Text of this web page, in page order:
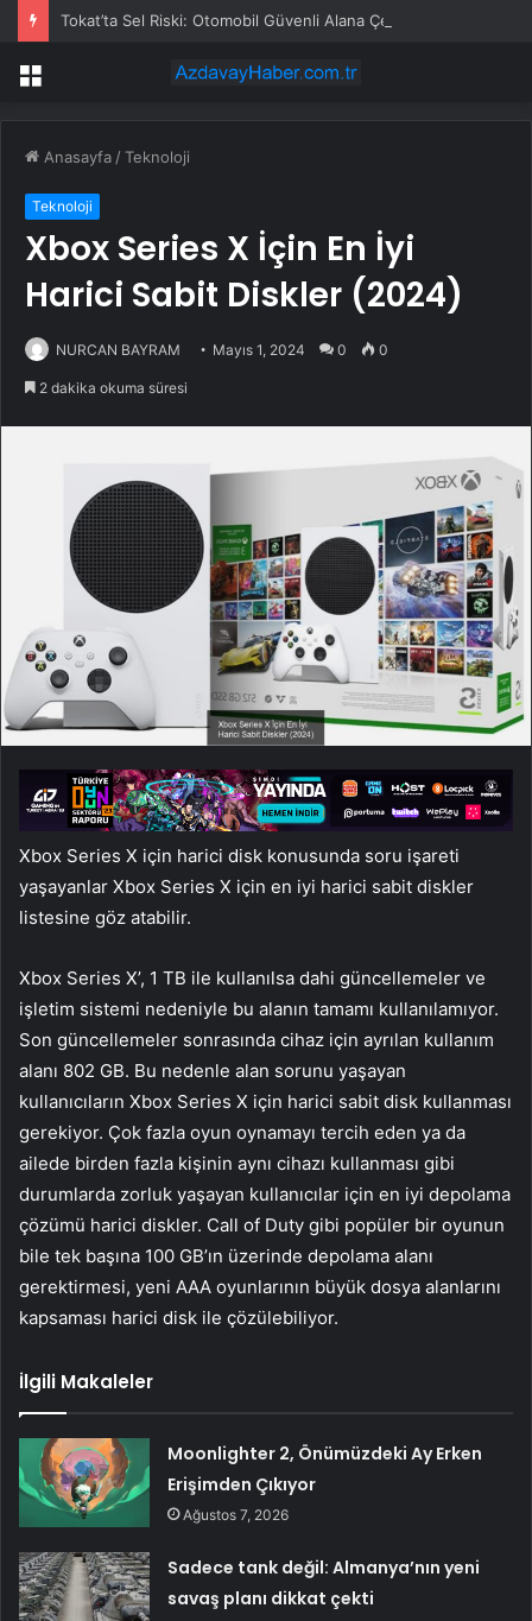
Tokat’ta Sel Riski: Otomobil Güvenli Alana Çekildi
Menü
Anasayfa /Teknoloji
Teknoloji
Xbox Series X İçin En İyi
Harici Sabit Diskler (2024)
NURCAN BAYRAM Mayıs 1, 2024 0 0
2 dakika okuma süresi
Xbox Series X için harici disk konusunda soru işareti
yaşayanlar Xbox Series X için en iyi harici sabit diskler
listesine göz atabilir.
Xbox Series X’, 1 TB ile kullanılsa dahi güncellemeler ve
işletim sistemi nedeniyle bu alanın tamamı kullanılamıyor.
Son güncellemeler sonrasında cihaz için ayrılan kullanım
alanı 802 GB. Bu nedenle alan sorunu yaşayan
kullanıcıların Xbox Series X için harici sabit disk kullanması
gerekiyor. Çok fazla oyun oynamayı tercih eden ya da
ailede birden fazla kişinin aynı cihazı kullanması gibi
durumlarda zorluk yaşayan kullanıcılar için en iyi depolama
çözümü harici diskler. Call of Duty gibi popüler bir oyunun
bile tek başına 100 GB’ın üzerinde depolama alanı
gerektirmesi, yeni AAA oyunlarının büyük dosya alanlarını
kapsaması harici disk ile çözülebiliyor.
İlgili Makaleler
Moonlighter 2, Önümüzdeki Ay Erken
Erişimden Çıkıyor
Ağustos 7, 2026
Sadece tank değil: Almanya’nın yeni
savaş planı dikkat çekti